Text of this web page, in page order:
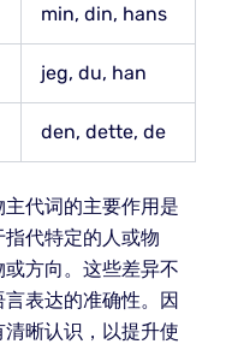
min, din, hans
jeg, du, han
den, dette, de
代词的主要作用是
代特定的人或物
方向。这些差异不
表达的准确性。因
晰认识，以提升使